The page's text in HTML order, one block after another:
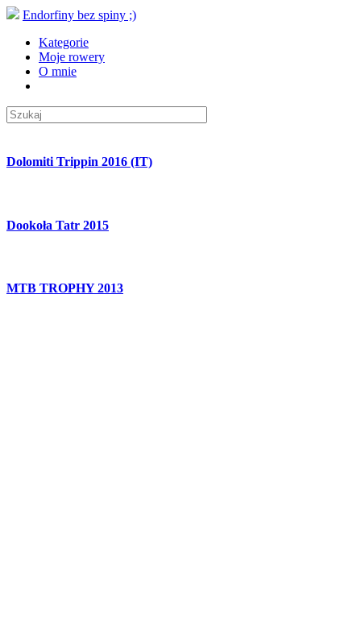
Endorfiny bez spiny ;)
Kategorie
Moje rowery
O mnie
Dolomiti Trippin 2016 (IT)
Dookoła Tatr 2015
MTB TROPHY 2013